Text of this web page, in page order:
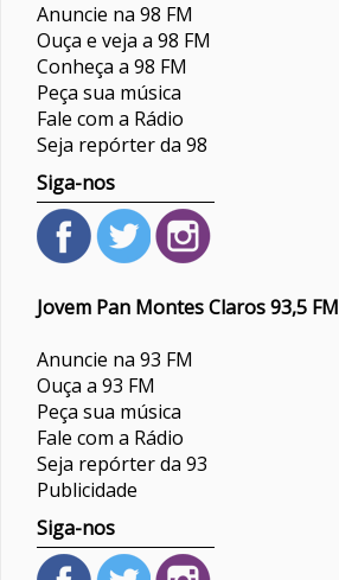
Anuncie na 98 FM
Ouça e veja a 98 FM
Conheça a 98 FM
Peça sua música
Fale com a Rádio
Seja repórter da 98
Siga-nos
Jovem Pan Montes Claros 93,5 FM
Anuncie na 93 FM
Ouça a 93 FM
Peça sua música
Fale com a Rádio
Seja repórter da 93
Publicidade
Siga-nos